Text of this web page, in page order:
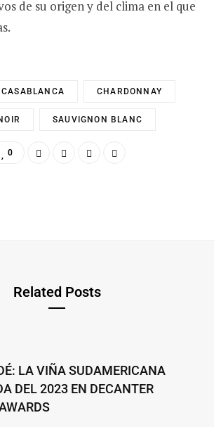
de su origen y del clima en el que
CASABLANCA CHARDONNAY
SAUVIGNON BLANC
0
Related Posts
LA VIÑA SUDAMERICANA
DEL 2023 EN DECANTER